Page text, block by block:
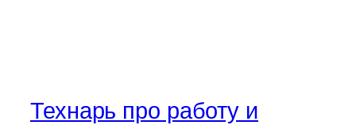
Технарь про работу и